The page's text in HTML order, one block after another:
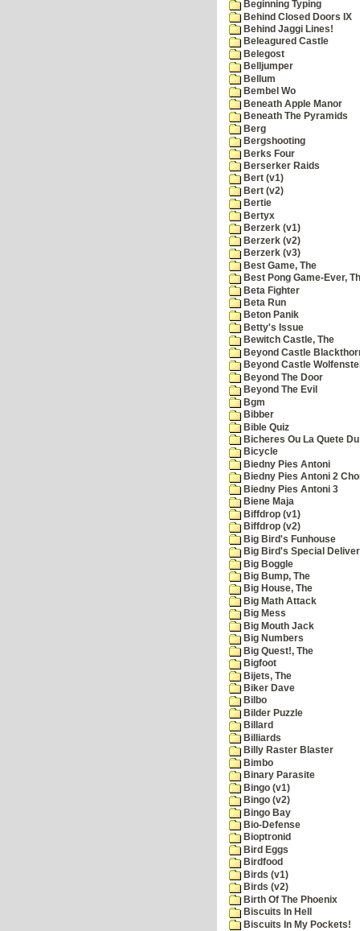
Beginning Typing
Behind Closed Doors IX
Behind Jaggi Lines!
Beleagured Castle
Belegost
Belljumper
Bellum
Bembel Wo
Beneath Apple Manor
Beneath The Pyramids
Berg
Bergshooting
Berks Four
Berserker Raids
Bert (v1)
Bert (v2)
Bertie
Bertyx
Berzerk (v1)
Berzerk (v2)
Berzerk (v3)
Best Game, The
Best Pong Game-Ever,
Beta Fighter
Beta Run
Beton Panik
Betty's Issue
Bewitch Castle, The
Beyond Castle
Beyond Castle
Beyond The Door
Beyond The Evil
Bgm
Bibber
Bible Quiz
Bicheres Ou La Quete
Bicycle
Biedny Pies Antoni
Biedny Pies Antoni 2
Biedny Pies Antoni 3
Biene Maja
Biffdrop (v1)
Biffdrop (v2)
Big Bird's Funhouse
Big Bird's Special
Big Boggle
Big Bump, The
Big House, The
Big Math Attack
Big Mess
Big Mouth Jack
Big Numbers
Big Quest!, The
Bigfoot
Bijets, The
Biker Dave
Bilbo
Bilder Puzzle
Billard
Billiards
Billy Raster Blaster
Bimbo
Binary Parasite
Bingo (v1)
Bingo (v2)
Bingo Bay
Bio-Defense
Bioptronid
Bird Eggs
Birdfood
Birds (v1)
Birds (v2)
Birth Of The Phoenix
Biscuits In Hell
Biscuits In My Pockets!